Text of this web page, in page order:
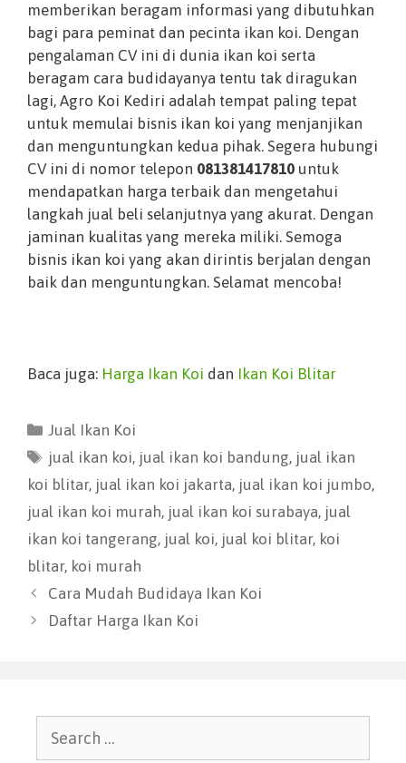
memberikan beragam informasi yang dibutuhkan
bagi para peminat dan pecinta ikan koi. Dengan
pengalaman CV ini di dunia ikan koi serta
beragam cara budidayanya tentu tak diragukan
lagi, Agro Koi Kediri adalah tempat paling tepat
untuk memulai bisnis ikan koi yang menjanjikan
dan menguntungkan kedua pihak. Segera hubungi
CV ini di nomor telepon 081381417810 untuk
mendapatkan harga terbaik dan mengetahui
langkah jual beli selanjutnya yang akurat. Dengan
jaminan kualitas yang mereka miliki. Semoga
bisnis ikan koi yang akan dirintis berjalan dengan
baik dan menguntungkan. Selamat mencoba!
Baca juga: Harga Ikan Koi dan Ikan Koi Blitar
Jual Ikan Koi
jual ikan koi, jual ikan koi bandung, jual ikan
koi blitar, jual ikan koi jakarta, jual ikan koi jumbo,
jual ikan koi murah, jual ikan koi surabaya, jual
ikan koi tangerang, jual koi, jual koi blitar, koi
blitar, koi murah
Cara Mudah Budidaya Ikan Koi
Daftar Harga Ikan Koi